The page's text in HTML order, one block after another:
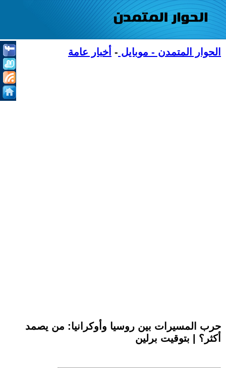
الحوار المتمدن - موبايل - أخبار عامة
حرب المسيرات بين روسيا وأوكرانيا: من يصمد
أكثر؟ | بتوقيت برلين